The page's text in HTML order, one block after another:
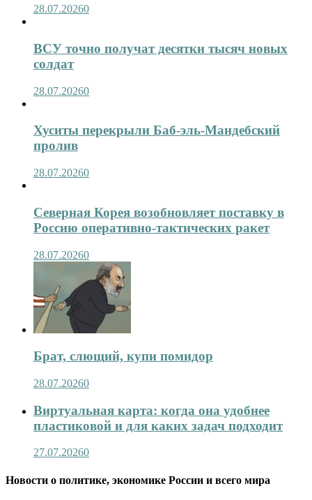
28.07.20260
ВСУ точно получат десятки тысяч новых
солдат
28.07.20260
Хуситы перекрыли Баб-эль-Мандебский
пролив
28.07.20260
Северная Корея возобновляет поставку в
Россию оперативно-тактических ракет
28.07.20260
Брат, слющий, купи помидор
28.07.20260
Виртуальная карта: когда она удобнее
пластиковой и для каких задач подходит
27.07.20260
Новости о политике, экономике России и всего мира